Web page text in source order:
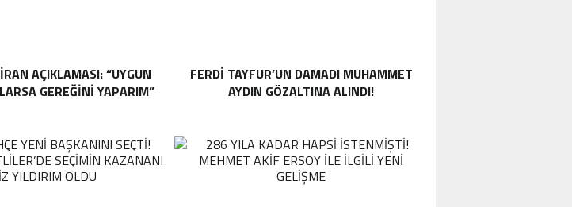
AÇIKLAMASI: “UYGUN
GEREĞINI YAPARIM”
FERDI TAYFUR’UN DAMADI MUHAMMET
AYDIN GÖZALTINA ALINDI!